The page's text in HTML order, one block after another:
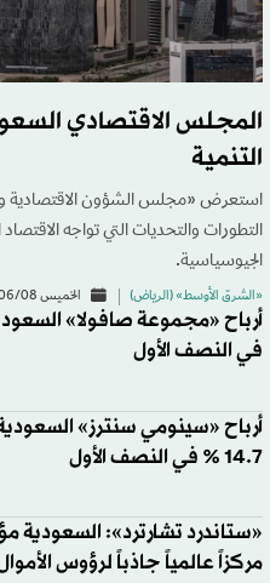
المجلس الاقتصادي
التنمية
استعرض «مجلس الشؤون الاقتصادية
التطورات والتحديات التي تواجه
الجيوسياسية.
«الشرق الأوسط» (الرياض) الخميس 06/08 - 18:20
في النصف الأول
أرباح «سينومي سنترز»
14.7 % في النصف الأول
«ستاندرد تشارترد»: السعودية
مركزاً عالمياً جاذباً لرؤوس